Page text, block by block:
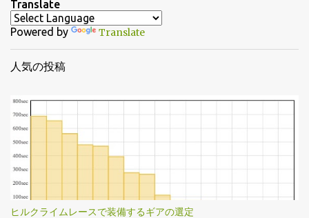
Translate
Powered by Translate
人気の投稿
ヒルクライムレースで装備するギアの選定